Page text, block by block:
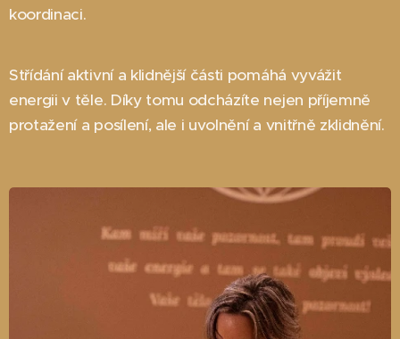
koordinaci.
Střídání aktivní a klidnější části pomáhá vyvážit
energii v těle. Díky tomu odcházíte nejen příjemně
protažení a posílení, ale i uvolnění a vnitřně zklidnění.